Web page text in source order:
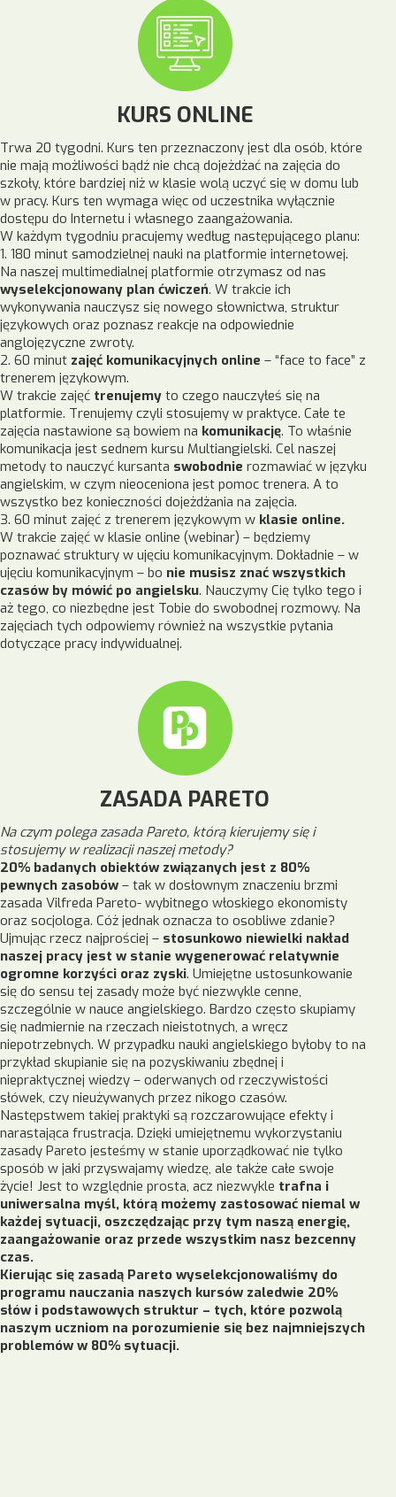
KURS ONLINE
Trwa 20 tygodni. Kurs ten przeznaczony jest dla osób, które
nie mają możliwości bądź nie chcą dojeżdżać na zajęcia do
szkoły, które bardziej niż w klasie wolą uczyć się w domu lub
w pracy. Kurs ten wymaga więc od uczestnika wyłącznie
dostępu do Internetu i własnego zaangażowania.
W każdym tygodniu pracujemy według następującego planu:
1. 180 minut samodzielnej nauki na platformie internetowej.
Na naszej multimedialnej platformie otrzymasz od nas
wyselekcjonowany plan ćwiczeń. W trakcie ich
wykonywania nauczysz się nowego słownictwa, struktur
językowych oraz poznasz reakcje na odpowiednie
anglojęzyczne zwroty.
2. 60 minut zajęć komunikacyjnych online – “face to face” z
trenerem językowym.
W trakcie zajęć trenujemy to czego nauczyłeś się na
platformie. Trenujemy czyli stosujemy w praktyce. Całe te
zajęcia nastawione są bowiem na komunikację. To właśnie
komunikacja jest sednem kursu Multiangielski. Cel naszej
metody to nauczyć kursanta swobodnie rozmawiać w języku
angielskim, w czym nieoceniona jest pomoc trenera. A to
wszystko bez konieczności dojeżdżania na zajęcia.
3. 60 minut zajęć z trenerem językowym w klasie online.
W trakcie zajęć w klasie online (webinar) – będziemy
poznawać struktury w ujęciu komunikacyjnym. Dokładnie – w
ujęciu komunikacyjnym – bo nie musisz znać wszystkich
czasów by mówić po angielsku. Nauczymy Cię tylko tego i
aż tego, co niezbędne jest Tobie do swobodnej rozmowy. Na
zajęciach tych odpowiemy również na wszystkie pytania
dotyczące pracy indywidualnej.
ZASADA PARETO
Na czym polega zasada Pareto, którą kierujemy się i
stosujemy w realizacji naszej metody?
20% badanych obiektów związanych jest z 80%
pewnych zasobów – tak w dosłownym znaczeniu brzmi
zasada Vilfreda Pareto- wybitnego włoskiego ekonomisty
oraz socjologa. Cóż jednak oznacza to osobliwe zdanie?
Ujmując rzecz najprościej – stosunkowo niewielki nakład
naszej pracy jest w stanie wygenerować relatywnie
ogromne korzyści oraz zyski. Umiejętne ustosunkowanie
się do sensu tej zasady może być niezwykle cenne,
szczególnie w nauce angielskiego. Bardzo często skupiamy
się nadmiernie na rzeczach nieistotnych, a wręcz
niepotrzebnych. W przypadku nauki angielskiego byłoby to na
przykład skupianie się na pozyskiwaniu zbędnej i
niepraktycznej wiedzy – oderwanych od rzeczywistości
słówek, czy nieużywanych przez nikogo czasów.
Następstwem takiej praktyki są rozczarowujące efekty i
narastająca frustracja. Dzięki umiejętnemu wykorzystaniu
zasady Pareto jesteśmy w stanie uporządkować nie tylko
sposób w jaki przyswajamy wiedzę, ale także całe swoje
życie! Jest to względnie prosta, acz niezwykle trafna i
uniwersalna myśl, którą możemy zastosować niemal w
każdej sytuacji, oszczędzając przy tym naszą energię,
zaangażowanie oraz przede wszystkim nasz bezcenny
czas.
Kierując się zasadą Pareto wyselekcjonowaliśmy do
programu nauczania naszych kursów zaledwie 20%
słów i podstawowych struktur – tych, które pozwolą
naszym uczniom na porozumienie się bez najmniejszych
problemów w 80% sytuacji.